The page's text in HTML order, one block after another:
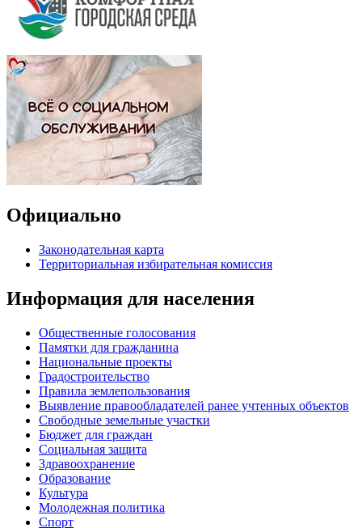
Официально
Законодательная карта
Территориальная избирательная комиссия
Информация для населения
Общественные голосования
Памятки для гражданина
Национальные проекты
Градостроительство
Правила землепользования
Выявление правообладателей ранее учтенных объектов
Свободные земельные участки
Бюджет для граждан
Социальная защита
Здравоохранение
Образование
Культура
Молодежная политика
Спорт